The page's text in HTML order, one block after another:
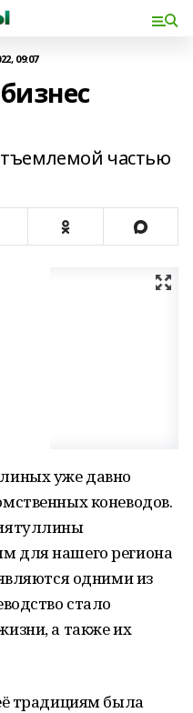
09:07
частью
уже давно
коневодов.
для нашего региона
одними из
стало
а также их
традициям была